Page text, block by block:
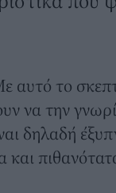
αυτό το
να την
δηλαδή
και